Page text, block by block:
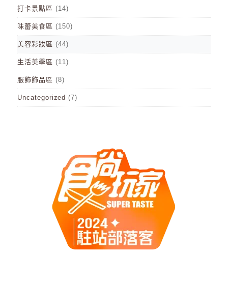
打卡景點區 (14)
味蕾美食區 (150)
美容彩妝區 (44)
生活美學區 (11)
服飾飾品區 (8)
Uncategorized (7)